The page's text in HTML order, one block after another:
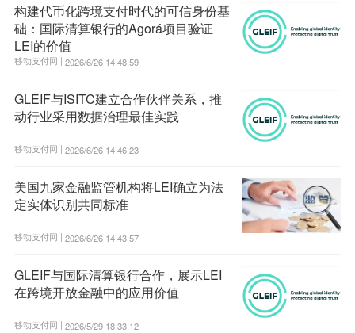
构建代币化跨境支付时代的可信身份基
础：国际清算银行的Agorá项目验证
LEI的价值
移动支付网 | 2026/6/26 14:48:59
GLEIF与ISITC建立合作伙伴关系，推
动行业采用数据治理最佳实践
移动支付网 | 2026/6/26 14:46:23
美国九家金融监管机构将LEI确立为法
定实体识别共同标准
移动支付网 | 2026/6/26 14:43:57
GLEIF与国际清算银行合作，展示LEI
在跨境开放金融中的应用价值
移动支付网 | 2026/5/29 18:33:12